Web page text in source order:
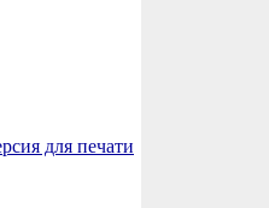
для печати